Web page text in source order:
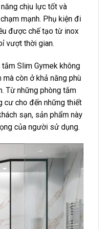
chịu lực tốt và
mạnh. Phụ kiện đi
được chế tạo từ inox
vượt thời gian.
Slim Gymek không
mà còn ở khả năng phù
Từ những phòng tắm
cư cho đến những thiết
sạn, sản phẩm này
của người sử dụng.